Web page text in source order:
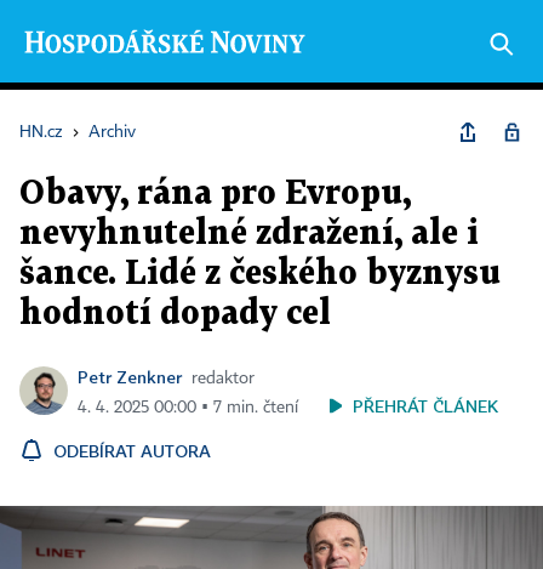
HN.cz › Archiv
Obavy, rána pro Evropu,
nevyhnutelné zdražení, ale i
šance. Lidé z českého byznysu
hodnotí dopady cel
Petr Zenkner
redaktor
4. 4. 2025 00:00 ▪ 7 min. čtení
PŘEHRÁT ČLÁNEK
ODEBÍRAT AUTORA